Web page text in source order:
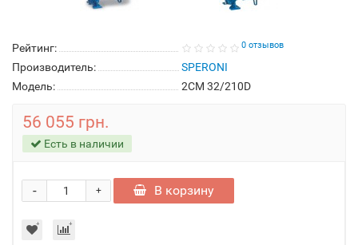
Рейтинг: 0 отзывов
Производитель:
SPERONI
Модель:
2CM 32/210D
56 055 грн.
Есть в наличии
+
- В корзину